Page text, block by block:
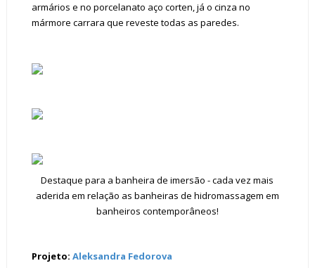
armários e no porcelanato aço corten, já o cinza no
mármore carrara que reveste todas as paredes.
Destaque para a banheira de imersão - cada vez mais
aderida em relação as banheiras de hidromassagem em
banheiros contemporâneos!
Projeto: Aleksandra Fedorova